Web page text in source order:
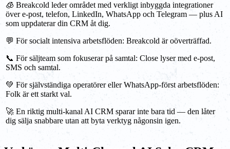
🧊 Breakcold leder området med verkligt inbyggda integrationer
över e-post, telefon, LinkedIn, WhatsApp och Telegram — plus AI
som uppdaterar din CRM åt dig.
💬 För socialt intensiva arbetsflöden: Breakcold är oöverträffad.
📞 För säljteam som fokuserar på samtal: Close lyser med e-post,
SMS och samtal.
💚 För självständiga operatörer eller WhatsApp-först arbetsflöden:
Folk är ett starkt val.
🚀 En riktig multi-kanal AI CRM sparar inte bara tid — den låter
dig sälja snabbare utan att byta verktyg någonsin igen.